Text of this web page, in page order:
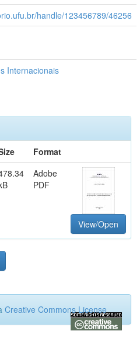
handle/123456789/46256
Internacionais
Format
Adobe
PDF
View/Open
Creative Commons License